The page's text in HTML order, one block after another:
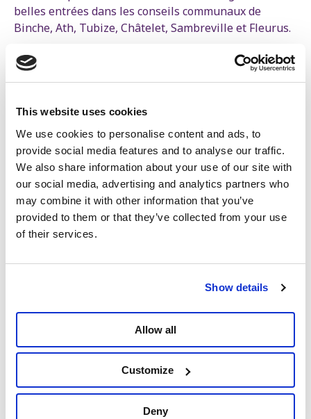
This website uses cookies
We use cookies to personalise content and ads, to
provide social media features and to analyse our traffic.
We also share information about your use of our site with
our social media, advertising and analytics partners who
may combine it with other information that you’ve
provided to them or that they’ve collected from your use
of their services.
Show details
Allow all
Customize
Deny
belles entrées dans les conseils communaux de
Binche, Ath, Tubize, Châtelet, Sambreville et Fleurus.
Ces excellents résultats nous placent en position de
former des majorités de changement dans plusieurs
communes, et nous ferons tout pour concrétiser cela.
Ce résultat marque bien notre enracinement toujours
plus profond dans le pays. Partout, nous avons
progressé avec une vision claire pour nos villes et
communes. Nous sommes le parti de l’innovation
sociale. Nous avons mis à l’ordre du jour les débats
sur le logement abordable, le droit à la mobilité et la
lutte contre les taxes injustes.
En 2012, nous avons percé dans de grandes villes
En 2018, nous sommes entrés dans les conseils
Namur, Gand, Louvain et Hasselt.
Aujourd’hui, nous nous renforçons dans toutes ces
grandes villes, devenant même une des principales
forces dans plusieurs d’entre elles, et nous nous
imposons également dans de nouvelles villes et